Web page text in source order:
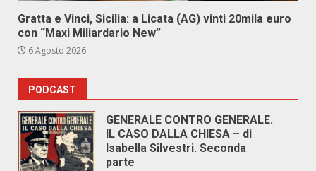
Gratta e Vinci, Sicilia: a Licata (AG) vinti 20mila euro
con “Maxi Miliardario New”
6 Agosto 2026
PODCAST
GENERALE CONTRO GENERALE.
IL CASO DALLA CHIESA – di
Isabella Silvestri. Seconda
parte